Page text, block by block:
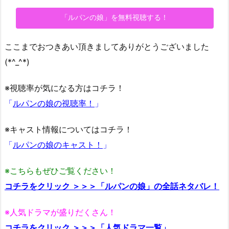
「ルパンの娘」を無料視聴する！
ここまでおつきあい頂きましてありがとうございました
(*^_^*)
※視聴率が気になる方はコチラ！
「ルパンの娘の視聴率！ 」
※キャスト情報についてはコチラ！
「ルパンの娘のキャスト！ 」
※こちらもぜひご覧ください！
コチラをクリック ＞＞＞「ルパンの娘」の全話ネタバレ！
※人気ドラマが盛りだくさん！